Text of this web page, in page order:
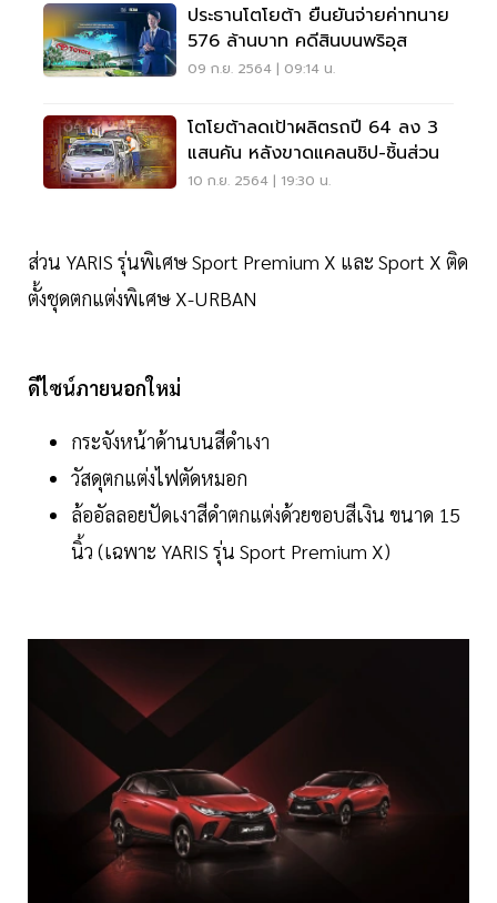
ประธานโตโยต้า ยืนยันจ่ายค่าทนาย
576 ล้านบาท คดีสินบนพริอุส
09 ก.ย. 2564 | 09:14 น.
โตโยต้าลดเป้าผลิตรถปี 64 ลง 3
แสนคัน หลังขาดแคลนชิป-ชิ้นส่วน
10 ก.ย. 2564 | 19:30 น.
ส่วน YARIS รุ่นพิเศษ Sport Premium X และ Sport X ติด
ตั้งชุดตกแต่งพิเศษ X-URBAN
ดีไซน์ภายนอกใหม่
กระจังหน้าด้านบนสีดำเงา
วัสดุตกแต่งไฟตัดหมอก
ล้ออัลลอยปัดเงาสีดำตกแต่งด้วยขอบสีเงิน ขนาด 15
นิ้ว (เฉพาะ YARIS รุ่น Sport Premium X)